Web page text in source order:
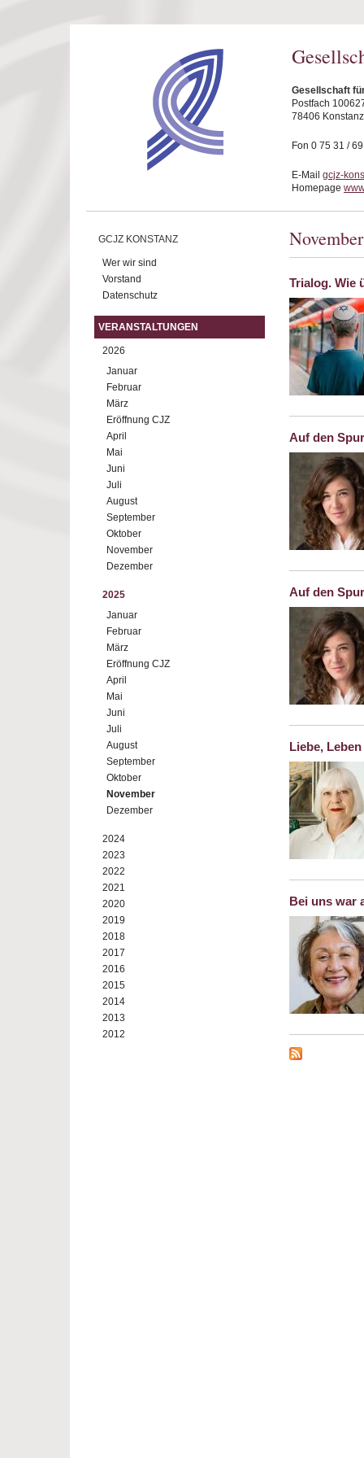
Gesellschaft
Postfach
78406 Konstanz
Fon 0 75 31 /
E-Mail gcjz-
Homepage
GCJZ KONSTANZ
Wer wir sind
Vorstand
Datenschutz
VERANSTALTUNGEN
2026
Januar
Februar
März
Eröffnung CJZ
April
Mai
Juni
Juli
August
September
Oktober
November
Dezember
2025
Januar
Februar
März
Eröffnung CJZ
April
Mai
Juni
Juli
August
September
Oktober
November
Dezember
2024
2023
2022
2021
2020
2019
2018
2017
2016
2015
2014
2013
2012
Trialog. Wie
Auf den
Auf den
Liebe,
Bei uns war